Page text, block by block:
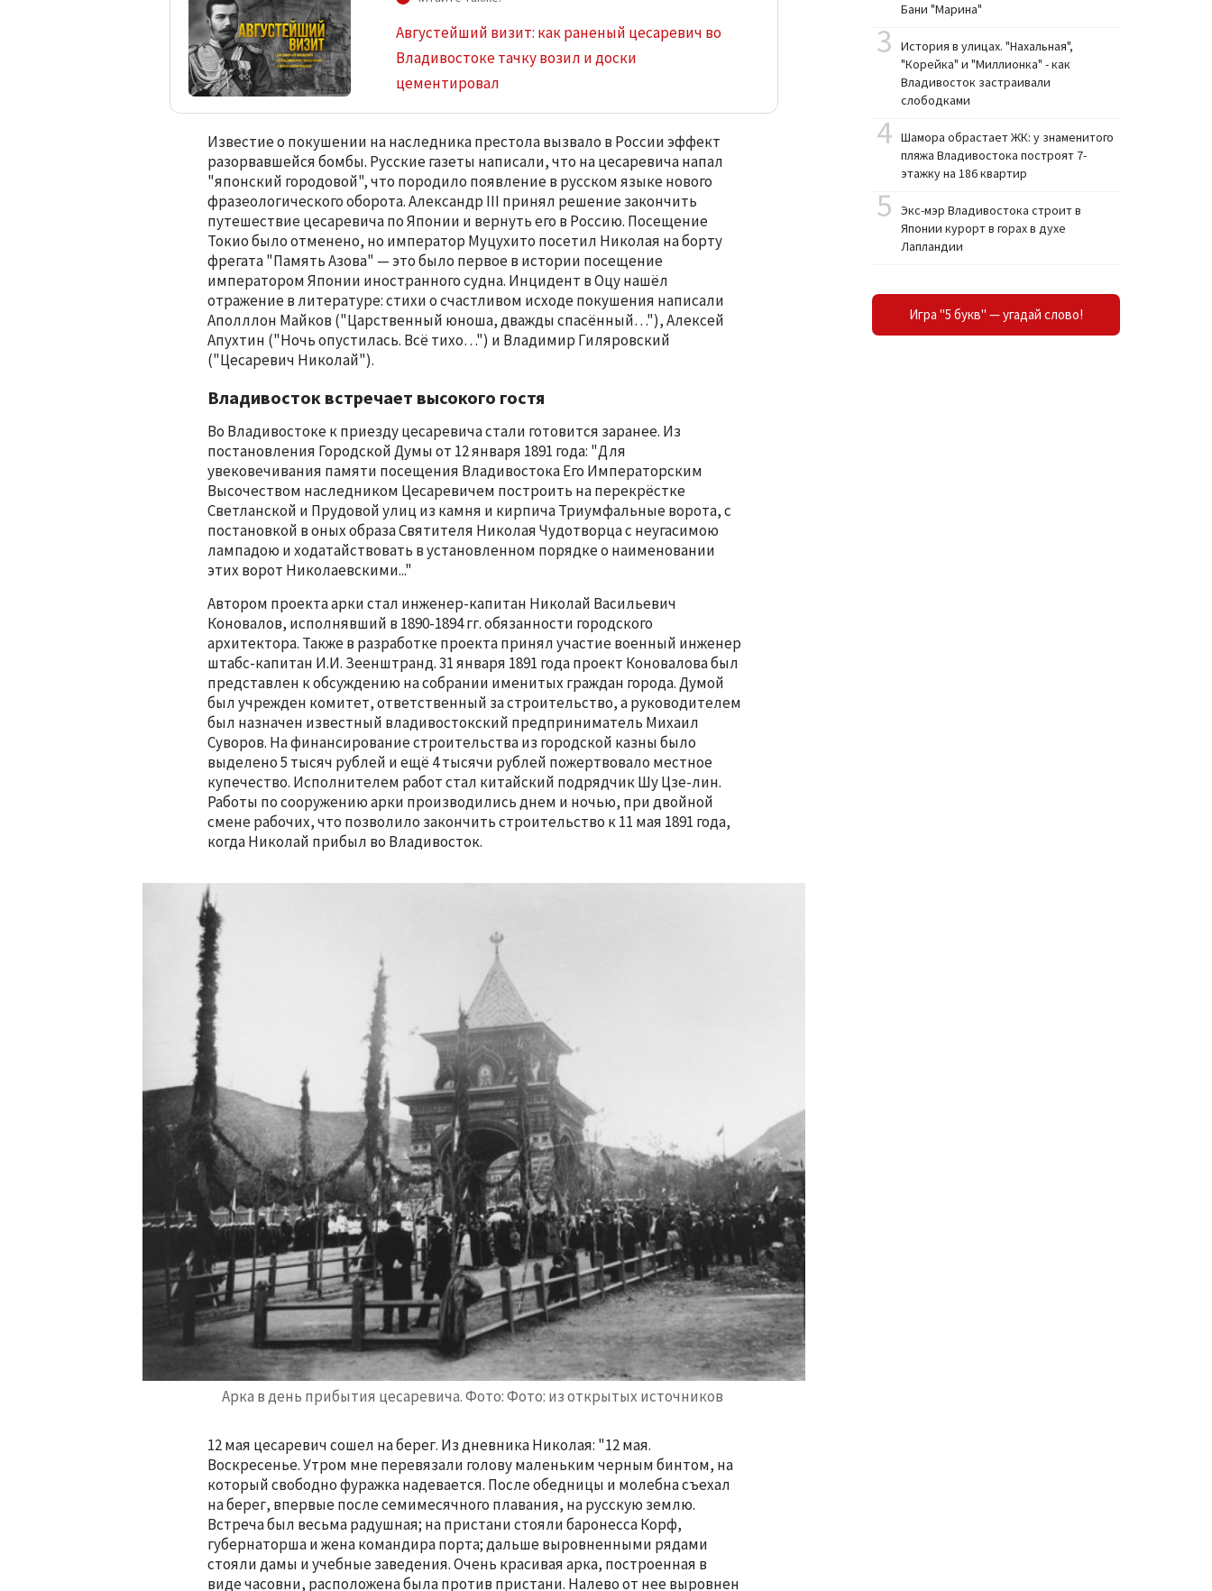
Августейший визит: как раненый цесаревич во
Владивостоке тачку возил и доски
цементировал
Известие о покушении на наследника престола вызвало в России эффект
разорвавшейся бомбы. Русские газеты написали, что на цесаревича напал
"японский городовой", что породило появление в русском языке нового
фразеологического оборота. Александр III принял решение закончить
путешествие цесаревича по Японии и вернуть его в Россию. Посещение
Токио было отменено, но император Муцухито посетил Николая на борту
фрегата "Память Азова" — это было первое в истории посещение
императором Японии иностранного судна. Инцидент в Оцу нашёл
отражение в литературе: стихи о счастливом исходе покушения написали
Аполллон Майков ("Царственный юноша, дважды спасённый…"), Алексей
Апухтин ("Ночь опустилась. Всё тихо…") и Владимир Гиляровский
("Цесаревич Николай").
Владивосток встречает высокого гостя
Во Владивостоке к приезду цесаревича стали готовится заранее. Из
постановления Городской Думы от 12 января 1891 года: "Для
увековечивания памяти посещения Владивостока Его Императорским
Высочеством наследником Цесаревичем построить на перекрёстке
Светланской и Прудовой улиц из камня и кирпича Триумфальные ворота, с
постановкой в оных образа Святителя Николая Чудотворца с неугасимою
лампадою и ходатайствовать в установленном порядке о наименовании
этих ворот Николаевскими..."
Автором проекта арки стал инженер-капитан Николай Васильевич
Коновалов, исполнявший в 1890-1894 гг. обязанности городского
архитектора. Также в разработке проекта принял участие военный инженер
штабс-капитан И.И. Зеенштранд. 31 января 1891 года проект Коновалова был
представлен к обсуждению на собрании именитых граждан города. Думой
был учрежден комитет, ответственный за строительство, а руководителем
был назначен известный владивостокский предприниматель Михаил
Суворов. На финансирование строительства из городской казны было
выделено 5 тысяч рублей и ещё 4 тысячи рублей пожертвовало местное
купечество. Исполнителем работ стал китайский подрядчик Шу Цзе-лин.
Работы по сооружению арки производились днем и ночью, при двойной
смене рабочих, что позволило закончить строительство к 11 мая 1891 года,
когда Николай прибыл во Владивосток.
Арка в день прибытия цесаревича. Фото: Фото: из открытых источников
12 мая цесаревич сошел на берег. Из дневника Николая: "12 мая.
Воскресенье. Утром мне перевязали голову маленьким черным бинтом, на
который свободно фуражка надевается. После обедницы и молебна съехал
на берег, впервые после семимесячного плавания, на русскую землю.
Встреча был весьма радушная; на пристани стояли баронесса Корф,
губернаторша и жена командира порта; дальше выровненными рядами
стояли дамы и учебные заведения. Очень красивая арка, построенная в
виде часовни, расположена была против пристани. Налево от нее выровнен
Бани "Марина"
3
История в улицах. "Нахальная",
"Корейка" и "Миллионка" - как
Владивосток застраивали
слободками
4 Шамора обрастает ЖК: у знаменитого
пляжа Владивостока построят 7-
этажку на 186 квартир
5
Экс-мэр Владивостока строит в
Японии курорт в горах в духе
Лапландии
Игра "5 букв" — угадай слово!